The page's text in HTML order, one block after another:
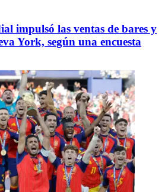
impulsó las ventas de bares y
York, según una encuesta